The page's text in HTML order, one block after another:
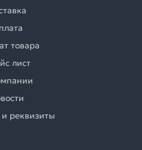
товара
лист
реквизиты